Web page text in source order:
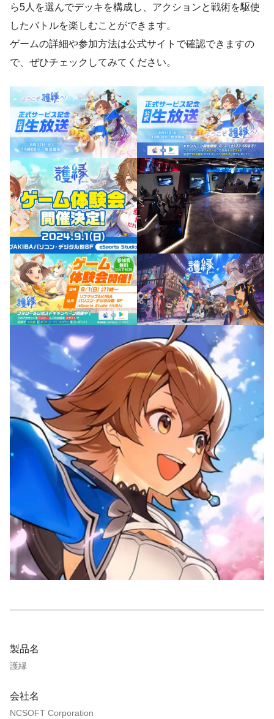
ら5人を選んでデッキを構成し、アクションと戦術を駆使
したバトルを楽しむことができます。
ゲームの詳細や参加方法は公式サイトで確認できますの
で、ぜひチェックしてみてください。
製品名
護縁
会社名
NCSOFT Corporation